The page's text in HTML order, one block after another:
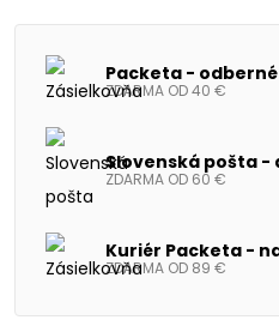
Packeta -
ZDARMA OD 40 €
Slovenská pošta -
ZDARMA OD 60 €
Kuriér Packeta -
ZDARMA OD 89 €